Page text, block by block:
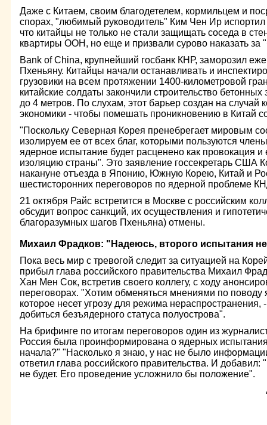
Даже с Китаем, своим благодетелем, кормильцем и
спорах, "любимый руководитель" Ким Чен Ир
что китайцы не только не стали защищать соседа в
квартиры ООН, но еще и призвали сурово наказать за
Bank of China, крупнейший госбанк КНР, заморозил
Пхеньяну. Китайцы начали останавливать и
грузовики на всем протяжении 1400-километровой
китайские солдаты закончили строительство
до 4 метров. По слухам, этот барьер создан на случай
экономики - чтобы помешать проникновению в Китай
"Поскольку Северная Корея пренебрегает мировым
изолируем ее от всех благ, которыми пользуются
ядерное испытание будет расценено как провокация
изоляцию страны". Это заявление госсекретарь США
накануне отъезда в Японию, Южную Корею, Китай и
шестисторонних переговоров по ядерной проблеме
21 октября Райс встретится в Москве с российским
обсудит вопрос санкций, их осуществления и
благоразумных шагов Пхеньяна) отмены.
Михаил Фрадков: "Надеюсь, второго испытания
Пока весь мир с тревогой следит за ситуацией на
прибыл глава российского правительства Михаил
Хан Мен Сок, встретив своего коллегу, с ходу
переговорах. "Хотим обменяться мнениями по
которое несет угрозу для режима
добиться безъядерного статуса полуострова".
На брифинге по итогам переговоров один из
Россия была проинформирована о ядерных
начала?" "Насколько я знаю, у нас не было
ответил глава российского правительства. И
не будет. Его проведение усложнило бы положение".